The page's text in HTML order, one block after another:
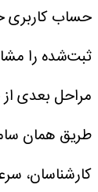
حساب کاربری
ثبت‌شده را
مراحل بعدی
طریق همان
کارشناسان،